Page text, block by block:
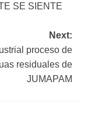
SE SIENTE
Next:
proceso de
residuales de
JUMAPAM